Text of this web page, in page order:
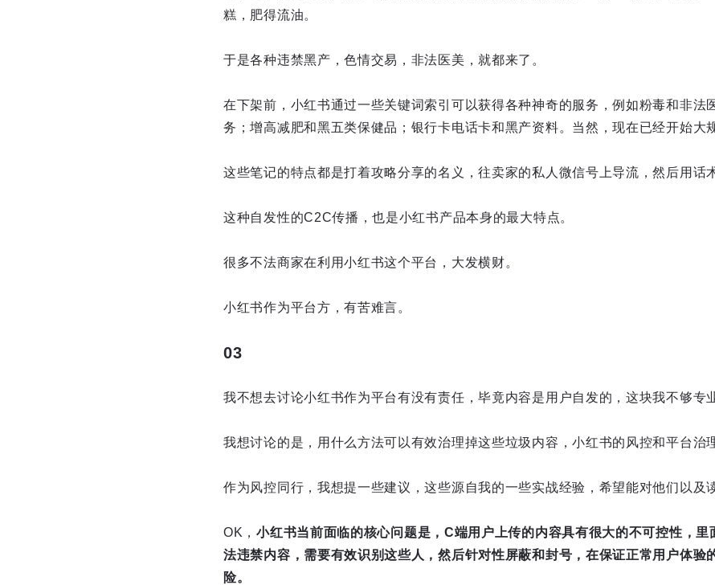
糕，肥得流油。
于是各种违禁黑产，色情交易，非法医美，就都来了。
在下架前，小红书通过一些关键词索引可以获得各种神奇的服务，例如粉毒和非法
务；增高减肥和黑五类保健品；银行卡电话卡和黑产资料。当然，现在已经开始大
这些笔记的特点都是打着攻略分享的名义，往卖家的私人微信号上导流，然后用话
这种自发性的C2C传播，也是小红书产品本身的最大特点。
很多不法商家在利用小红书这个平台，大发横财。
小红书作为平台方，有苦难言。
03
我不想去讨论小红书作为平台有没有责任，毕竟内容是用户自发的，这块我不够专
我想讨论的是，用什么方法可以有效治理掉这些垃圾内容，小红书的风控和平台治
作为风控同行，我想提一些建议，这些源自我的一些实战经验，希望能对他们以及
OK，小红书当前面临的核心问题是，C端用户上传的内容具有很大的不可控性，里
法违禁内容，需要有效识别这些人，然后针对性屏蔽和封号，在保证正常用户体验
险。